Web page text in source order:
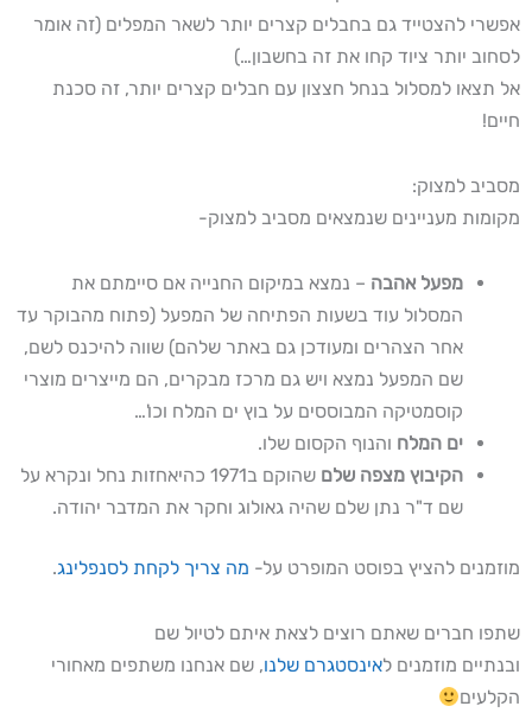
אפשרי להצטייד גם בחבלים קצרים יותר לשאר המפלים (זה אומר
לסחוב יותר ציוד קחו את זה בחשבון…)
אל תצאו למסלול בנחל חצצון עם חבלים קצרים יותר, זה סכנת
חיים!
מסביב למצוק:
מקומות מעניינים שנמצאים מסביב למצוק-
מפעל אהבה – נמצא במיקום החנייה אם סיימתם את
המסלול עוד בשעות הפתיחה של המפעל (פתוח מהבוקר עד
אחר הצהרים ומעודכן גם באתר שלהם) שווה להיכנס לשם,
שם המפעל נמצא ויש גם מרכז מבקרים, הם מייצרים מוצרי
קוסמטיקה המבוססים על בוץ ים המלח וכו'…
ים המלח והנוף הקסום שלו.
הקיבוץ מצפה שלם
שהוקם ב1971 כהיאחזות נחל ונקרא על
שם ד"ר נתן שלם שהיה גאולוג וחקר את המדבר יהודה.
מוזמנים להציץ בפוסט המופרט על- מה צריך לקחת לסנפלינג.
שתפו חברים שאתם רוצים לצאת איתם לטיול שם
ובנתיים מוזמנים לאינסטגרם שלנו, שם אנחנו משתפים מאחורי
הקלעים